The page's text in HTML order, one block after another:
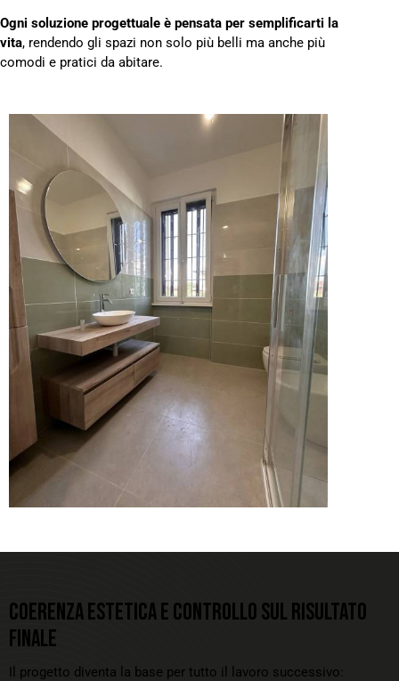
Ogni soluzione progettuale è pensata per semplificarti la
vita, rendendo gli spazi non solo più belli ma anche più
comodi e pratici da abitare.
COERENZA ESTETICA E CONTROLLO SUL RISULTATO
FINALE
Il progetto diventa la base per tutto il lavoro successivo: